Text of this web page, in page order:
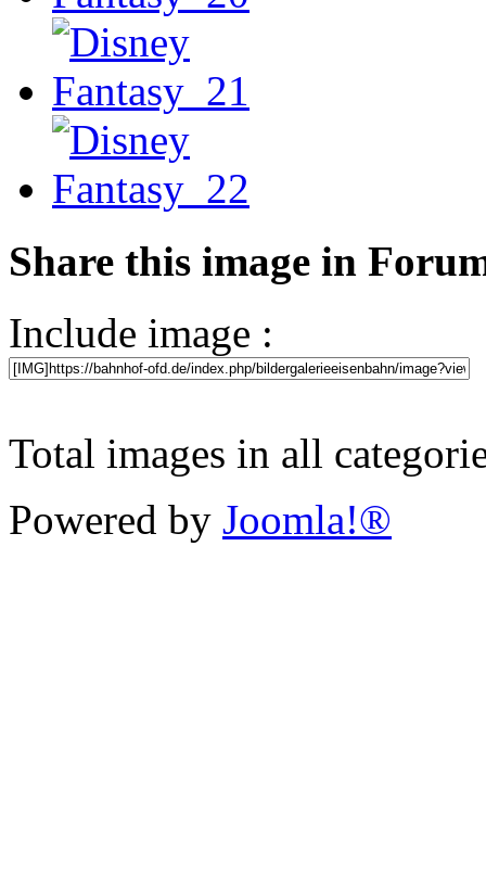
Share this image in
Include image :
Total images in all
Powered by Joomla!®